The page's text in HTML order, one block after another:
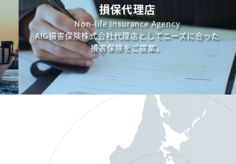
損保代理店
Non-life Insurance Agency
AIG損害保険株式会社代理店としてニーズに合った
損害保険をご提案。